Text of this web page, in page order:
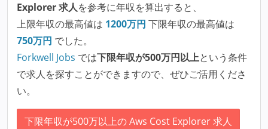
Explorer 求人を参考に年収を算出すると、
上限年収の最高値は 1200万円 下限年収の最高値は
750万円 でした。
Forkwell Jobs では下限年収が500万円以上という条件
で求人を探すことができますので、ぜひご活用くださ
い。
下限年収が500万以上の Aws Cost Explorer 求人